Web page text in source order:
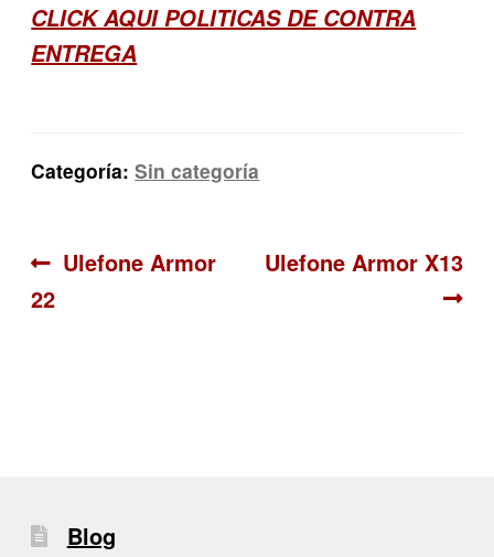
CLICK AQUI POLITICAS DE CONTRA
ENTREGA
Categoría:Sin categoría
Navegación
de
Anterior:
Ulefone Armor
22
Siguiente:
Ulefone Armor X13
Blog